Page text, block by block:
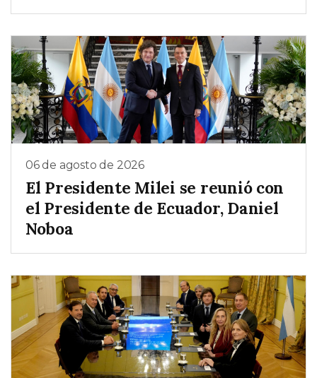
06 de agosto de 2026
El Presidente Milei se reunió con
el Presidente de Ecuador, Daniel
Noboa